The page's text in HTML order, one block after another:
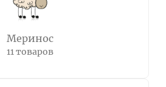
Меринос
11 товаров